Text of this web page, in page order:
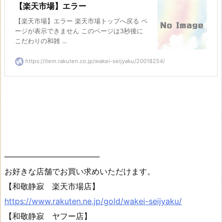
【楽天市場】エラー
【楽天市場】エラー 楽天市場トップへ戻る ペ
ージが表示できません このページは3秒後に
こだわりの和雑 ...
https://item.rakuten.co.jp/wakei-seijyaku/20018254/
————————————
お好きな店舗でお買い求めいただけます。
【和敬静寂 楽天市場店】
https://www.rakuten.ne.jp/gold/wakei-seijyaku/
【和敬静寂 ヤフー店】